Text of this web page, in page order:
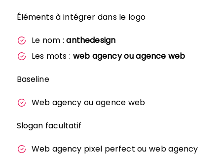
Éléments à intégrer dans le logo
Le nom :anthedesign
Les mots : web agency ou agence web
Baseline
Web agency ou agence web
Slogan facultatif
Web agency pixel perfect ou web agency